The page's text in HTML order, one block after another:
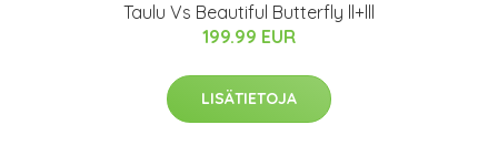
Taulu Vs Beautiful Butterfly ll+lll
199.99 EUR
LISÄTIETOJA